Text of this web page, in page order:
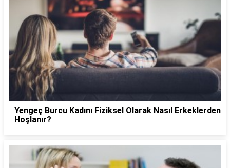
Yengeç Burcu Kadını Fiziksel Olarak Nasıl Erkeklerden
Hoşlanır?